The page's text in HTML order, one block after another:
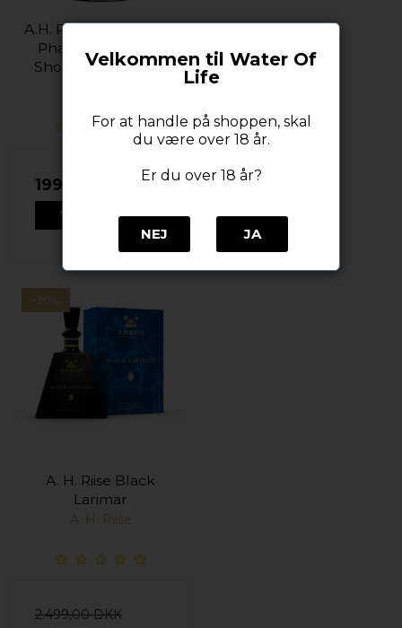
A.H. Riise/Old St. Croix
Pharmacy Lakrids
Shot 18% alc. 70 cl.
199,00 DKK
VIS PRODUKT
-20%
A. H. Riise Black
Larimar
A. H. Riise
2.499,00 DKK
Velkommen til Water Of
Life
For at handle på shoppen, skal
du være over 18 år.
Er du over 18 år?
NEJ JA